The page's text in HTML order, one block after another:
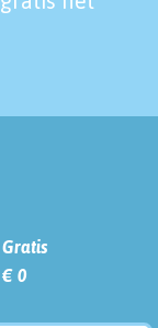
Gratis
€ 0